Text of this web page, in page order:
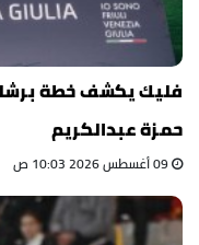
فليك يكشف خطة
حمزة عبدالكريم